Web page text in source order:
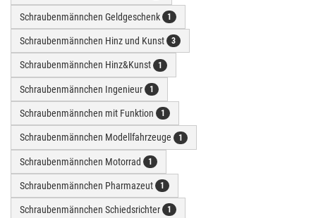
Schraubenmännchen Geldgeschenk 1
Schraubenmännchen Hinz und Kunst 3
Schraubenmännchen Hinz&Kunst 1
Schraubenmännchen Ingenieur 1
Schraubenmännchen mit Funktion 1
Schraubenmännchen Modellfahrzeuge 1
Schraubenmännchen Motorrad 1
Schraubenmännchen Pharmazeut 1
Schraubenmännchen Schiedsrichter 1